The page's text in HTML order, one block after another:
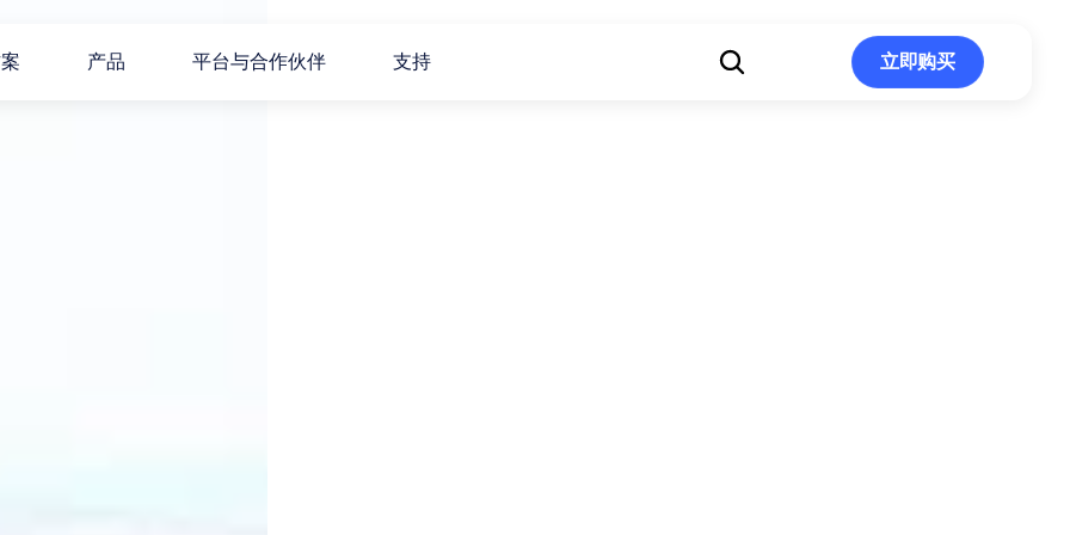
产品 平台与合作伙伴 支持
立即购买